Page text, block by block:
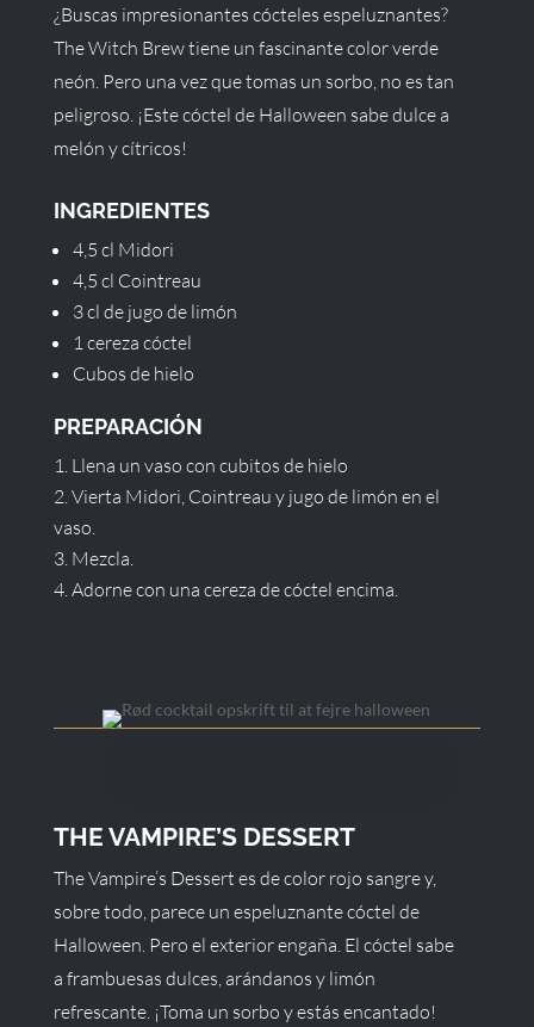
¿Buscas impresionantes cócteles espeluznantes?
The Witch Brew tiene un fascinante color verde
neón. Pero una vez que tomas un sorbo, no es tan
peligroso. ¡Este cóctel de Halloween sabe dulce a
melón y cítricos!
INGREDIENTES
4,5 cl Midori
4,5 cl Cointreau
3 cl de jugo de limón
1 cereza cóctel
Cubos de hielo
PREPARACIÓN
Llena un vaso con cubitos de hielo
Vierta Midori, Cointreau y jugo de limón en el
vaso.
Mezcla.
Adorne con una cereza de cóctel encima.
THE VAMPIRE’S DESSERT
The Vampire’s Dessert es de color rojo sangre y,
sobre todo, parece un espeluznante cóctel de
Halloween. Pero el exterior engaña. El cóctel sabe
a frambuesas dulces, arándanos y limón
refrescante. ¡Toma un sorbo y estás encantado!